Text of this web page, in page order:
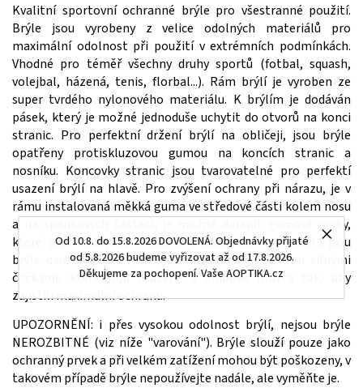
Od 10.8. do 15.8.2026 DOVOLENÁ. Objednávky přijaté
od 5.8.2026 budeme vyřizovat až od 17.8.2026.
Děkujeme za pochopení. Vaše AOPTIKA.cz
Kvalitní sportovní ochranné brýle pro všestranné použití.
Brýle jsou vyrobeny z velice odolných materiálů pro
maximální odolnost při použití v extrémních podmínkách.
Vhodné pro téměř všechny druhy sportů (fotbal, squash,
volejbal, házená, tenis, florbal...). Rám brýlí je vyroben ze
super tvrdého nylonového materiálu. K brýlím je dodáván
pásek, který je možné jednoduše uchytit do otvorů na konci
stranic. Pro perfektní držení brýlí na obličeji, jsou brýle
opatřeny protiskluzovou gumou na koncích stranic a
nosníku. Koncovky stranic jsou tvarovatelné pro perfektí
usazení brýlí na hlavě. Pro zvýšení ochrany při nárazu, je v
rámu instalovaná měkká guma ve středové části kolem nosu
a na spánkových částech je možné dolepit gumové prvky,
které jsou dodávány v balení. V základním provedení jsou
brýle osazeny odolnými polykarbonátovými 2 mm silnými
čočkami, které jsou usazené v hluboké drážce tak, aby
zajistili maximální ochranu.
UPOZORNĚNÍ: i přes vysokou odolnost brýlí, nejsou brýle
NEROZBITNÉ (viz níže "varování"). Brýle slouží pouze jako
ochranný prvek a při velkém zatížení mohou být poškozeny, v
takovém případě brýle nepoužívejte nadále, ale vyměňte je.